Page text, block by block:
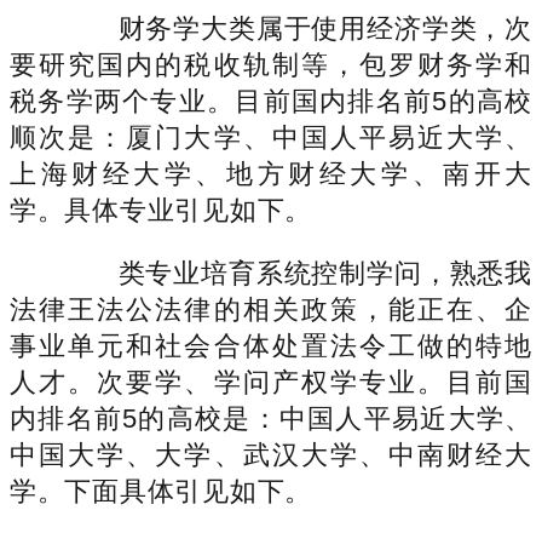
财务学大类属于使用经济学类，次
要研究国内的税收轨制等，包罗财务学和
税务学两个专业。目前国内排名前5的高校
顺次是：厦门大学、中国人平易近大学、
上海财经大学、地方财经大学、南开大
学。具体专业引见如下。
类专业培育系统控制学问，熟悉我
法律王法公法律的相关政策，能正在、企
事业单元和社会合体处置法令工做的特地
人才。次要学、学问产权学专业。目前国
内排名前5的高校是：中国人平易近大学、
中国大学、大学、武汉大学、中南财经大
学。下面具体引见如下。